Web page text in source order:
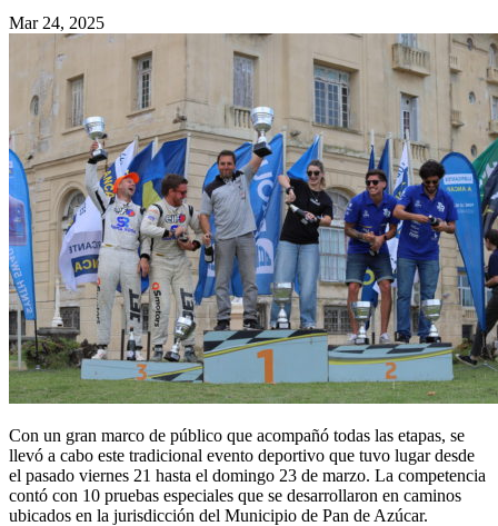
Mar 24, 2025
Con un gran marco de público que acompañó todas las etapas, se
llevó a cabo este tradicional evento deportivo que tuvo lugar desde
el pasado viernes 21 hasta el domingo 23 de marzo. La competencia
contó con 10 pruebas especiales que se desarrollaron en caminos
ubicados en la jurisdicción del Municipio de Pan de Azúcar.